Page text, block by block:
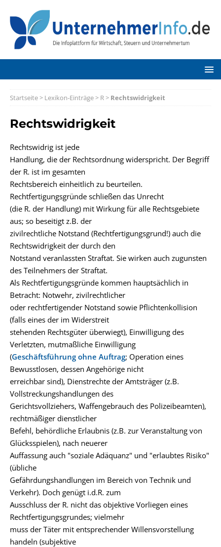
Startseite> Lexikon-Einträge> R> Rechtswidrigkeit
Rechtswidrigkeit
Rechtswidrig ist jede
Handlung, die der Rechtsordnung widerspricht. Der Begriff
der R. ist im gesamten
Rechtsbereich einheitlich zu beurteilen.
Rechtfertigungsgründe schließen das Unrecht
(die R. der Handlung) mit Wirkung für alle Rechtsgebiete
aus; so beseitigt z.B. der
zivilrechtliche Notstand (Rechtfertigungsgrund!) auch die
Rechtswidrigkeit der durch den
Notstand veranlassten Straftat. Sie wirken auch zugunsten
des Teilnehmers der Straftat.
Als Rechtfertigungsgründe kommen hauptsächlich in
Betracht: Notwehr, zivilrechtlicher
oder rechtfertigender Notstand sowie Pflichtenkollision
(falls eines der im Widerstreit
stehenden Rechtsgüter überwiegt), Einwilligung des
Verletzten, mutmaßliche Einwilligung
(Geschäftsführung ohne Auftrag; Operation eines
Bewusstlosen, dessen Angehörige nicht
erreichbar sind), Dienstrechte der Amtsträger (z.B.
Vollstreckungshandlungen des
Gerichtsvollziehers, Waffengebrauch des Polizeibeamten),
rechtmäßiger dienstlicher
Befehl, behördliche Erlaubnis (z.B. zur Veranstaltung von
Glücksspielen), nach neuerer
Auffassung auch "soziale Adäquanz" und "erlaubtes Risiko"
(übliche
Gefährdungshandlungen im Bereich von Technik und
Verkehr). Doch genügt i.d.R. zum
Ausschluss der R. nicht das objektive Vorliegen eines
Rechtfertigungsgrundes; vielmehr
muss der Täter mit entsprechender Willensvorstellung
handeln (subjektive